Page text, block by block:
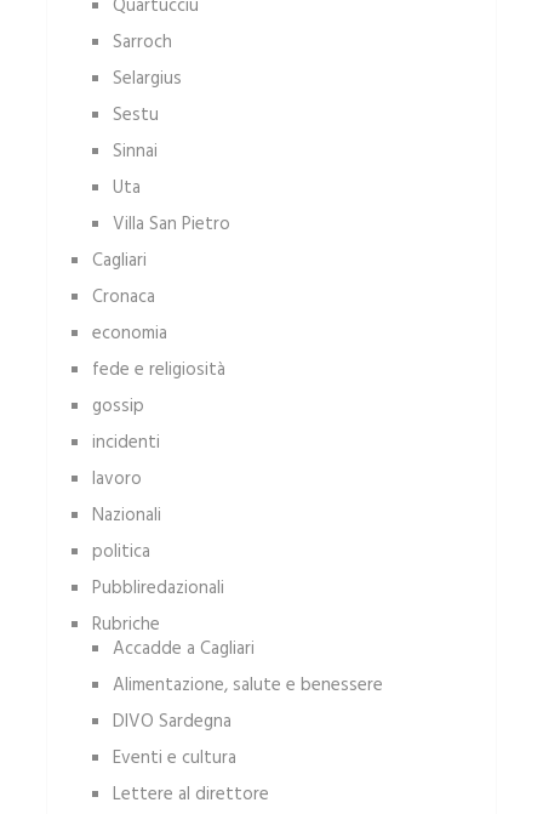
Quartucciu
Sarroch
Selargius
Sestu
Sinnai
Uta
Villa San Pietro
Cagliari
Cronaca
economia
fede e religiosità
gossip
incidenti
lavoro
Nazionali
politica
Pubbliredazionali
Rubriche
Accadde a Cagliari
Alimentazione, salute e benessere
DIVO Sardegna
Eventi e cultura
Lettere al direttore